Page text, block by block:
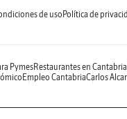
de usoPolítica de
PymesRestaurantes en Cantabria
Empleo CantabriaCarlos